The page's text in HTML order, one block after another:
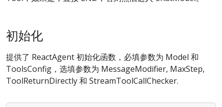
初始化
提供了 ReactAgent 初始化函数，必填参数为 Model 和
ToolsConfig，选填参数为 MessageModifier, MaxStep,
ToolReturnDirectly 和 StreamToolCallChecker.